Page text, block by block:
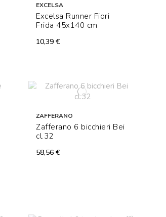
EXCELSA
Excelsa Runner Fiori
Frida 45x140 cm
10,39 €
ZAFFERANO
Zafferano 6 bicchieri Bei
cl.32
58,56 €